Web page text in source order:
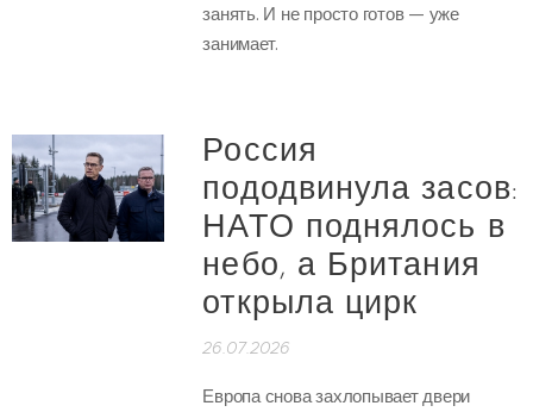
занять. И не просто готов — уже
занимает.
Россия
пододвинула засов:
НАТО поднялось в
небо, а Британия
открыла цирк
26.07.2026
Европа снова захлопывает двери